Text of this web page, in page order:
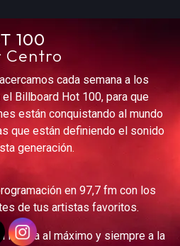
100
Centro
cada semana a los
Billboard Hot 100, para que
están conquistando al mundo
que están definiendo el sonido
generación.
en 97,7 fm con los
de tus artistas favoritos.
la vida al máximo y siempre a la